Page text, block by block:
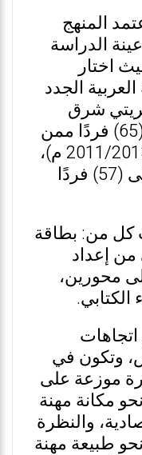
المنهج
الدراسة
اختار
الجدد
شرق
وغرب غزة والبالغ عددهم (65) فردًا ممن
عينوا في العام الدراسي (2011/2013 م)،
واقتصرت العينة النهائية على (57) فردًا
كل من: بطاقة
من إعداد
محورين،
الكتابي.
اتجاهات
وتكون في
من (44) فقرة موزعة على
مكانة مهنة
والنظرة
طبيعة مهنة